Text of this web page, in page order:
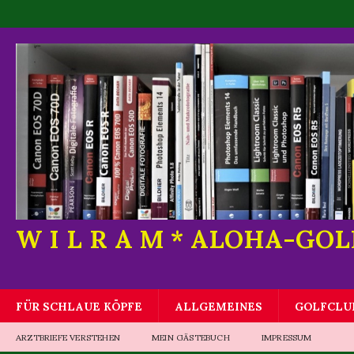
W I L R A M * ALOHA-
FÜR SCHLAUE KÖPFE ALLGEMEINES
ARZTBRIEFE VERSTEHEN MEIN GÄSTEBUCH IMPRESSUM